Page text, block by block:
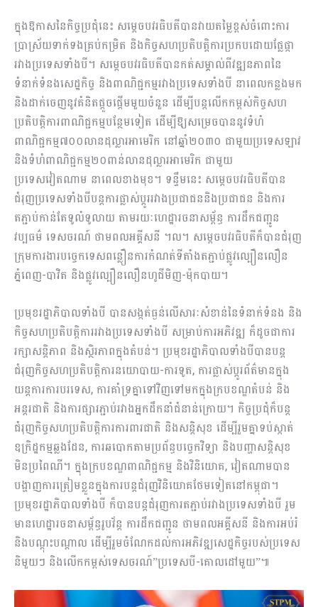
ក្នុងឱកាសនៃកិច្ចប្រជុំនេះ​ សម្តេចបវរធិបតីបានវាយតម្លៃខ្ពស់ចំពោះការ
ប្រាស្រ័យទាក់ទងគ្រប់កម្រិត និងកិច្ចសហប្រតិបត្តិការប្រកបដោយផ្លែផ្កា
រវាងប្រទេសទាំងបី។ សម្តេចបវរធិបតីបានកត់សម្គាល់ពីវឌ្ឍនភាពនៃ
ទំនាក់ទំនងសេដ្ឋកិច្ច និងពាណិជ្ជកម្មរវាងប្រទេសទាំងបី នាពេលកន្លងមក
និងដាក់ចេញនូវគំនិតផ្តួចផ្តើមមួយចំនួន ដើម្បីបន្តលើកកម្ពស់កិច្ចសហ
ប្រតិបត្តិការពាណិជ្ជកម្មបន្ថែមទៀត ដើម្បីឱ្យសម្រេចបាននូវទំហំ
ពាណិជ្ជកម្ម៧០០លានដុល្លារអាមេរិក នៅឆ្នាំ២០៣០ ជាមួយប្រទេសឡាវ
និងទំហំពាណិជ្ជកម្ម២០ពាន់លានដុល្លារអាមេរិក ជាមួយ
ប្រទេសវៀតណាម នាពេលខាងមុខ។ ទន្ទឹមនេះ សម្តេចបវរធិបតីបាន
ជំរុញប្រទេសទាំងបីបន្តការផ្លាស់ប្តូររវាងប្រជាជននិងប្រជាជន និងការ
តភ្ជាប់កាន់តែទូលំទូលាយ តាមរយៈហេដ្ឋារចនាសម្ព័ន្ធ ការដឹកជញ្ជូន
វប្បធម៌ ទេសចរណ៍ ថាមពលអគ្គីសនី ។ល។ សម្តេចបវរធិបតីក៏បានជំរុញ
ក្រុមការងារបច្ចេកទេសពន្លឿនការកំណត់ទីតាំងតភ្ជាប់ផ្លូវល្បឿនលឿន
ភ្នំពេញ-បាវិត និងផ្លូវល្បឿនលឿនហូជីមិញ-ម៉ុកបាយ។
ប្រមុខរដ្ឋាភិបាល​ទាំងបី​ បានសង្កត់ធ្ងន់លើសារៈសំខាន់នៃទំនាក់ទំនង និង
កិច្ចសហប្រតិបត្តិការរវាងប្រទេសទាំងបី សម្រាប់ការអភិវឌ្ឍ ក៏ដូចជាការ
រក្សាសន្តិភាព និងស្ថិរភាពក្នុងតំបន់។ ប្រមុខ​រដ្ឋាភិបាល​ទាំងបីបានបន្ត
ជំរុញកិច្ចសហប្រតិបត្តិការនយោបាយ-ការទូត, ការផ្លាស់ប្តូរព័ត៌មានក្នុង
យន្តការការបរទេស, ការគាំទ្រគ្នាទៅវិញទៅមកក្នុងក្របខណ្ឌតំបន់ និង
អន្តរជាតិ និងការផ្សារភ្ជាប់រវាងអ្នកដឹកនាំជំនាន់ក្រោយ។ កិច្ចប្រជុំ​ក៏បន្ត
ជំរុញកិច្ចសហប្រតិបត្តិការការពារជាតិ និងសន្តិសុខ ដើម្បីរួមគ្នាទប់ស្កាត់
ឧក្រិដ្ឋកម្មឆ្លងដែន, ការឆបោកតាមប្រព័ន្ធបច្ចេកវិទ្យា និងបញ្ហាសន្តិសុខ
មិនប្រពៃណី។ ក្នុងក្របខណ្ឌពាណិជ្ជកម្ម និងវិនិយោគ, វៀតណាមបាន
បង្ហាញការត្រៀមខ្លួនក្នុងការបន្តជំរុញវិនិយោគថែមទៀតនៅកម្ពុជា។
ប្រមុខ​រដ្ឋាភិបាល​ទាំងបី​ ក៏បានបន្តជំរុញការតភ្ជាប់រវាងប្រទេសទាំងបី រួម
មានហេដ្ឋារចនាសម្ព័ន្ធរូបវ័ន្ត ការដឹកជញ្ជូន ថាមពលអគ្គីសនី និងការអប់រំ
និងបណ្តុះបណ្តាល ដើម្បីរួមចំណែកដល់ការអភិវឌ្ឍសេដ្ឋកិច្ចរបស់ប្រទេស
និមួយៗ និងលើកកម្ពស់ទេសចរណ៍”ប្រទេសបី-គោលដៅមួយ”៕